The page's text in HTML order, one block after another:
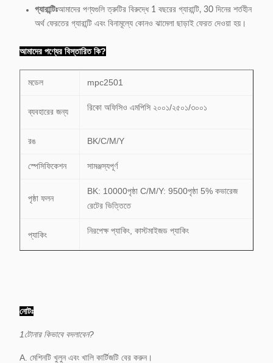
গ্যারান্টিঃআমাদের পণ্যগুলি ত্রুটির বিরুদ্ধে 1 বছরের গ্যারান্টি, 30 দিনের শর্তহীন
অর্থ ফেরতের গ্যারান্টি এবং বিনামূল্যে কোনও ঝামেলা ছাড়াই ফেরত দেওয়া হয়।
আমাদের পণ্যের বিস্তারিত কি?
মডেল mpc2501
ব্যবহারের জন্য রিকো অফিসিও এমপিসি ২০০১/২৫০১/৩০০১
রঙ BK/C/M/Y
স্পেসিফিকেশন সামঞ্জস্যপূর্ণ
পৃষ্ঠা ফলন
BK: 10000পৃষ্ঠা C/M/Y: 9500পৃষ্ঠা 5% কভারেজ
রেটের ভিত্তিতে
প্যাকিং নিরপেক্ষ প্যাকিং, কাস্টমাইজড প্যাকিং
নোটঃ
1টোনার কিভাবে বদলাবেন?
A. মেশিনটি খুলুন এবং খালি কার্টিজটি বের করুন।